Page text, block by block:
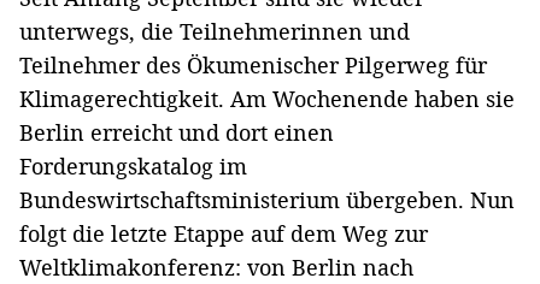
unterwegs, die Teilnehmerinnen und
Teilnehmer des Ökumenischer Pilgerweg für
Klimagerechtigkeit. Am Wochenende haben sie
Berlin erreicht und dort einen
Forderungskatalog im
Bundeswirtschaftsministerium übergeben. Nun
folgt die letzte Etappe auf dem Weg zur
Weltklimakonferenz: von Berlin nach